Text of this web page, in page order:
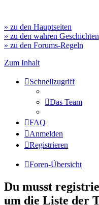
» zu den Hauptseiten
» zu den wahren Geschichten
» zu den Forums-Regeln
Zum Inhalt
Schnellzugriff
Das Team
FAQ
Anmelden
Registrieren
Foren-Übersicht
Du musst
um die Liste der